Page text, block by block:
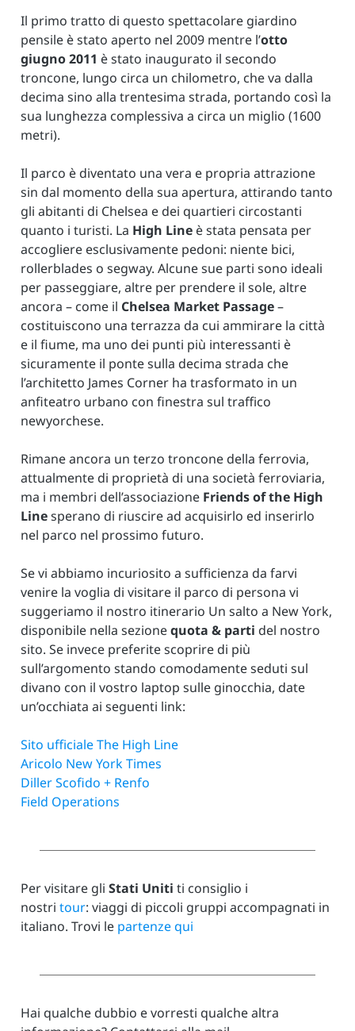
Il primo tratto di questo spettacolare giardino
pensile è stato aperto nel 2009 mentre l’otto
giugno 2011 è stato inaugurato il secondo
troncone, lungo circa un chilometro, che va dalla
decima sino alla trentesima strada, portando così la
sua lunghezza complessiva a circa un miglio (1600
metri).
Il parco è diventato una vera e propria attrazione
sin dal momento della sua apertura, attirando tanto
gli abitanti di Chelsea e dei quartieri circostanti
quanto i turisti. La High Line è stata pensata per
accogliere esclusivamente pedoni: niente bici,
rollerblades o segway. Alcune sue parti sono ideali
per passeggiare, altre per prendere il sole, altre
ancora – come il Chelsea Market Passage–
costituiscono una terrazza da cui ammirare la città
e il fiume, ma uno dei punti più interessanti è
sicuramente il ponte sulla decima strada che
l’architetto James Corner ha trasformato in un
anfiteatro urbano con finestra sul traffico
newyorchese.
Rimane ancora un terzo troncone della ferrovia,
attualmente di proprietà di una società ferroviaria,
ma i membri dell’associazione Friends of the High
Linesperano di riuscire ad acquisirlo ed inserirlo
nel parco nel prossimo futuro.
Se vi abbiamo incuriosito a sufficienza da farvi
venire la voglia di visitare il parco di persona vi
suggeriamo il nostro itinerario Un salto a New York,
disponibile nella sezionequota & parti del nostro
sito. Se invece preferite scoprire di più
sull’argomento stando comodamente seduti sul
divano con il vostro laptop sulle ginocchia, date
un’occhiata ai seguenti link:
Sito ufficiale The High Line
Aricolo New York Times
Diller Scofido + Renfo
Field Operations
Per visitare gli Stati Uniti ti consiglio i
nostri tour: viaggi di piccoli gruppi accompagnati in
italiano. Trovi le partenze qui
Hai qualche dubbio e vorresti qualche altra